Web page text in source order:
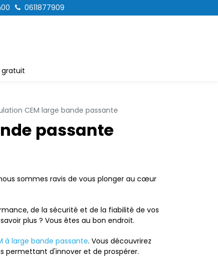
0611877909
gratuit
CEM large bande passante
passante
sommes ravis de vous plonger au cœur
de la sécurité et de la fiabilité de vos
plus ? Vous êtes au bon endroit.
à large bande passante. Vous découvrirez
permettant d'innover et de prospérer.